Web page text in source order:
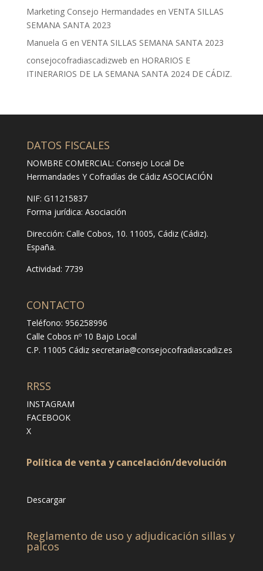
Marketing Consejo Hermandades en VENTA SILLAS
SEMANA SANTA 2023
Manuela G en VENTA SILLAS SEMANA SANTA 2023
consejocofradiascadizweb en HORARIOS E
ITINERARIOS DE LA SEMANA SANTA 2024 DE CÁDIZ.
DATOS FISCALES
NOMBRE COMERCIAL: Consejo Local De
Hermandades Y Cofradías de Cádiz ASOCIACIÓN
NIF: G11215837
Forma jurídica: Asociación
Dirección: Calle Cobos, 10. 11005, Cádiz (Cádiz).
España.
Actividad: 7739
CONTACTO
Teléfono: 956258996
Calle Cobos nº 10 Bajo Local
C.P. 11005 Cádiz secretaria@consejocofradiascadiz.es
RRSS
INSTAGRAM
FACEBOOK
X
Política de venta y cancelación/devolución
Descargar
Reglamento de uso y adjudicación sillas y
palcos